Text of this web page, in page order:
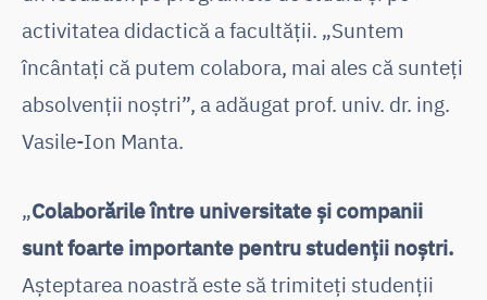
activitatea didactică a facultății. „Suntem
încântați că putem colabora, mai ales că sunteți
absolvenții noștri”, a adăugat prof. univ. dr. ing.
Vasile-Ion Manta.
„Colaborările între universitate și companii
sunt foarte importante pentru studenții noștri.
Așteptarea noastră este să trimiteți studenții